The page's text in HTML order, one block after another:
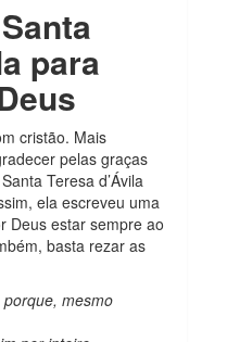
para
cristão. Mais
pelas graças
Teresa d’Ávila
ela escreveu uma
Deus estar sempre ao
basta rezar as
mesmo